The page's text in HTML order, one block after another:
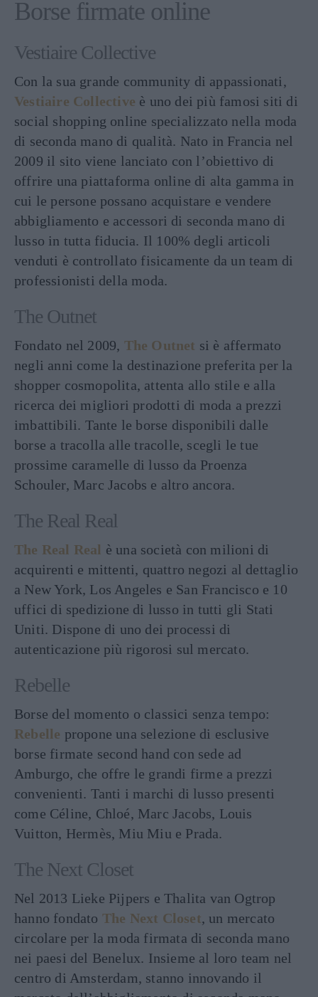
Borse firmate online
Vestiaire Collective
Con la sua grande community di appassionati,
Vestiaire Collective è uno dei più famosi siti di
social shopping online specializzato nella moda
di seconda mano di qualità. Nato in Francia nel
2009 il sito viene lanciato con l’obiettivo di
offrire una piattaforma online di alta gamma in
cui le persone possano acquistare e vendere
abbigliamento e accessori di seconda mano di
lusso in tutta fiducia. Il 100% degli articoli
venduti è controllato fisicamente da un team di
professionisti della moda.
The Outnet
Fondato nel 2009, The Outnet si è affermato
negli anni come la destinazione preferita per la
shopper cosmopolita, attenta allo stile e alla
ricerca dei migliori prodotti di moda a prezzi
imbattibili. Tante le borse disponibili dalle
borse a tracolla alle tracolle, scegli le tue
prossime caramelle di lusso da Proenza
Schouler, Marc Jacobs e altro ancora.
The Real Real
The Real Real è una società con milioni di
acquirenti e mittenti, quattro negozi al dettaglio
a New York, Los Angeles e San Francisco e 10
uffici di spedizione di lusso in tutti gli Stati
Uniti. Dispone di uno dei processi di
autenticazione più rigorosi sul mercato.
Rebelle
Borse del momento o classici senza tempo:
Rebelle propone una selezione di esclusive
borse firmate second hand con sede ad
Amburgo, che offre le grandi firme a prezzi
convenienti. Tanti i marchi di lusso presenti
come Céline, Chloé, Marc Jacobs, Louis
Vuitton, Hermès, Miu Miu e Prada.
The Next Closet
Nel 2013 Lieke Pijpers e Thalita van Ogtrop
hanno fondato The Next Closet, un mercato
circolare per la moda firmata di seconda mano
nei paesi del Benelux. Insieme al loro team nel
centro di Amsterdam, stanno innovando il